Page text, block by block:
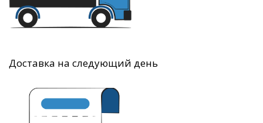
Доставка на следующий день